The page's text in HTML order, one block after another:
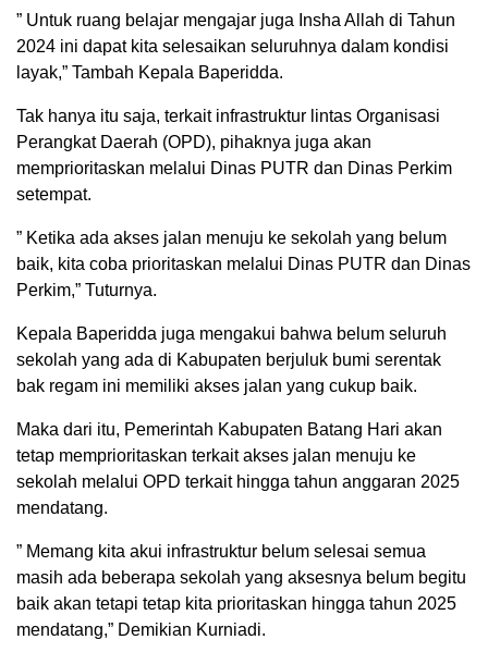
” Untuk ruang belajar mengajar juga Insha Allah di Tahun
2024 ini dapat kita selesaikan seluruhnya dalam kondisi
layak,” Tambah Kepala Baperidda.
Tak hanya itu saja, terkait infrastruktur lintas Organisasi
Perangkat Daerah (OPD), pihaknya juga akan
memprioritaskan melalui Dinas PUTR dan Dinas Perkim
setempat.
” Ketika ada akses jalan menuju ke sekolah yang belum
baik, kita coba prioritaskan melalui Dinas PUTR dan Dinas
Perkim,” Tuturnya.
Kepala Baperidda juga mengakui bahwa belum seluruh
sekolah yang ada di Kabupaten berjuluk bumi serentak
bak regam ini memiliki akses jalan yang cukup baik.
Maka dari itu, Pemerintah Kabupaten Batang Hari akan
tetap memprioritaskan terkait akses jalan menuju ke
sekolah melalui OPD terkait hingga tahun anggaran 2025
mendatang.
” Memang kita akui infrastruktur belum selesai semua
masih ada beberapa sekolah yang aksesnya belum begitu
baik akan tetapi tetap kita prioritaskan hingga tahun 2025
mendatang,” Demikian Kurniadi.